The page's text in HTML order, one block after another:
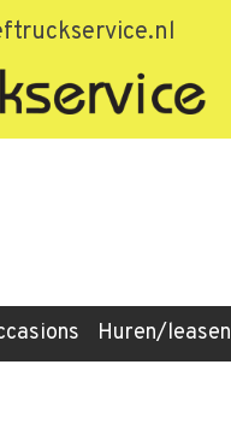
Huren/leasen